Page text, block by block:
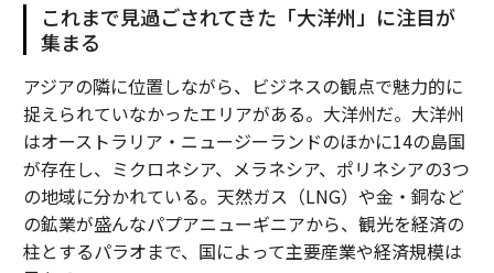
これまで見過ごされてきた「大洋州」に注目が
集まる
アジアの隣に位置しながら、ビジネスの観点で魅力的に
捉えられていなかったエリアがある。大洋州だ。大洋州
はオーストラリア・ニュージーランドのほかに14の島国
が存在し、ミクロネシア、メラネシア、ポリネシアの3つ
の地域に分かれている。天然ガス（LNG）や金・銅など
の鉱業が盛んなパプアニューギニアから、観光を経済の
柱とするパラオまで、国によって主要産業や経済規模は